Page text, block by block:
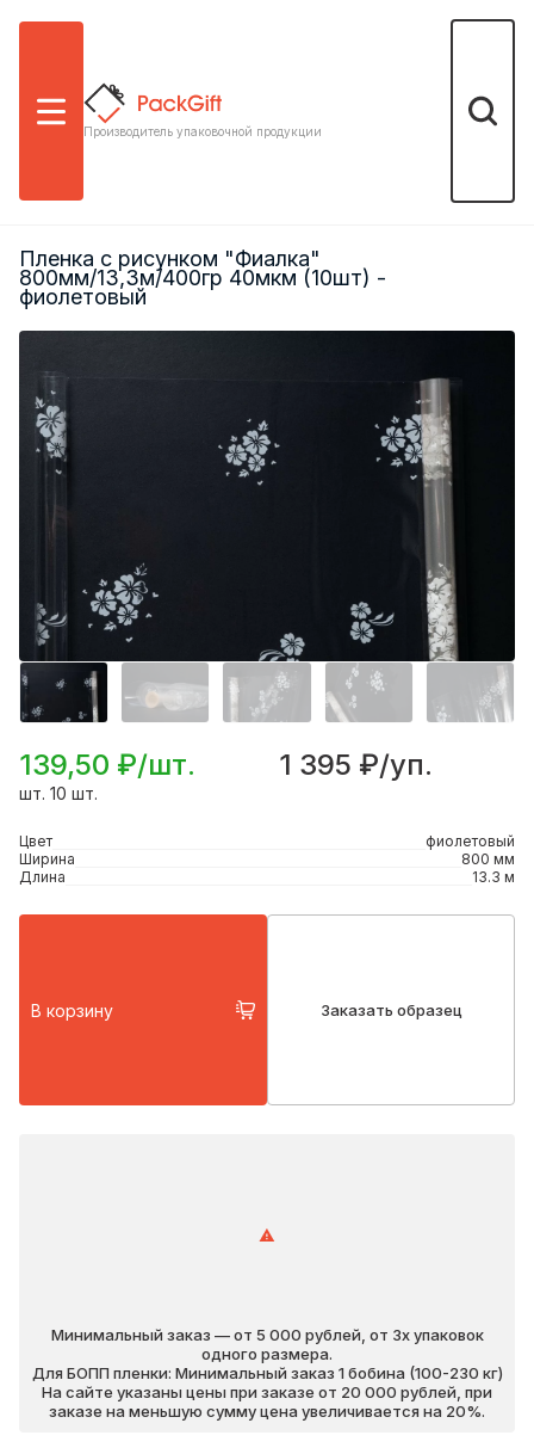
Меню
Производитель упаковочной продукции
Поиск
Пленка с рисунком "Фиалка"
800мм/13,3м/400гр 40мкм (10шт) -
фиолетовый
139,50 ₽/шт. 1 395 ₽/уп.
шт. 10 шт.
Цвет
фиолетовый
Ширина
800 мм
Длина
13.3 м
В корзину Заказать образец
Минимальный заказ — от 5 000 рублей, от 3х упаковок
одного размера.
Для БОПП пленки: Минимальный заказ 1 бобина (100-230 кг)
На сайте указаны цены при заказе от 20 000 рублей, при
заказе на меньшую сумму цена увеличивается на 20%.